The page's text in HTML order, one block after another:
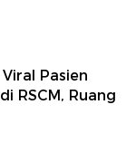
Pasien
RSCM, Ruang